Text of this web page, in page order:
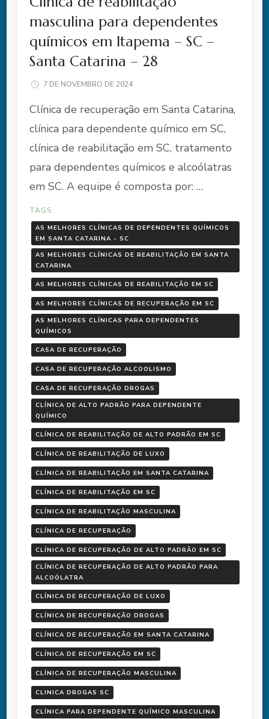
masculina para dependentes
químicos em Itapema – SC –
Santa Catarina – 28
7 DE NOVEMBRO DE 2024
Clínica de recuperação em Santa Catarina,
clínica para dependente químico em SC,
clínica de reabilitação em SC, tratamento
para dependentes químicos e alcoólatras
em SC. A equipe é composta por: …
TAGS:
AS MELHORES CLÍNICAS DE DEPENDENTES QUÍMICOS
EM SANTA CATARINA - SC
AS MELHORES CLÍNICAS DE REABILITAÇÃO EM SANTA
CATARINA
AS MELHORES CLÍNICAS DE REABILITAÇÃO EM SC
AS MELHORES CLÍNICAS DE RECUPERAÇÃO EM SC
AS MELHORES CLÍNICAS PARA DEPENDENTES
QUÍMICOS
CASA DE RECUPERAÇÃO
CASA DE RECUPERAÇÃO ALCOOLISMO
CASA DE RECUPERAÇÃO DROGAS
CLÍNICA DE ALTO PADRÃO PARA DEPENDENTE
QUÍMICO
CLÍNICA DE REABILITAÇÃO DE ALTO PADRÃO EM SC
CLÍNICA DE REABILITAÇÃO DE LUXO
CLÍNICA DE REABILITAÇÃO EM SANTA CATARINA
CLÍNICA DE REABILITAÇÃO EM SC
CLÍNICA DE REABILITAÇÃO MASCULINA
CLÍNICA DE RECUPERAÇÃO
CLÍNICA DE RECUPERAÇÃO DE ALTO PADRÃO EM SC
CLÍNICA DE RECUPERAÇÃO DE ALTO PADRÃO PARA
ALCOÓLATRA
CLÍNICA DE RECUPERAÇÃO DE LUXO
CLÍNICA DE RECUPERAÇÃO DROGAS
CLÍNICA DE RECUPERAÇÃO EM SANTA CATARINA
CLÍNICA DE RECUPERAÇÃO EM SC
CLÍNICA DE RECUPERAÇÃO MASCULINA
CLINICA DROGAS SC
CLÍNICA PARA DEPENDENTE QUÍMICO MASCULINA